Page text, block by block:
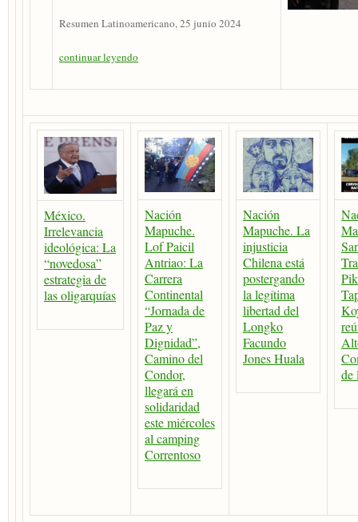
Resumen Latinoamericano, 25 junio 2024
continuar leyendo
México.
Irrelevancia
ideológica: La
“novedosa”
estrategia de
las oligarquías
Nación
Mapuche.
Lof Paicil
Antriao: La
Carrera
Continental
“Jornada de
Paz y
Dignidad”,
Camino del
Condor,
llegará en
solidaridad
este miércoles
al camping
Correntoso
Nación
Mapuche. La
injusticia
Chilena está
postergando
la legítima
libertad del
Longko
Facundo
Jones Huala
de